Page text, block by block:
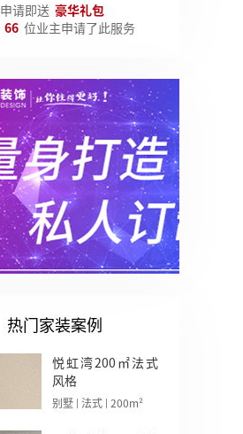
申请即送 豪华礼包
66 位业主申请了此服务
热门家装案例
悦虹湾200㎡法式
风格
别墅 | 法式 | 200m²